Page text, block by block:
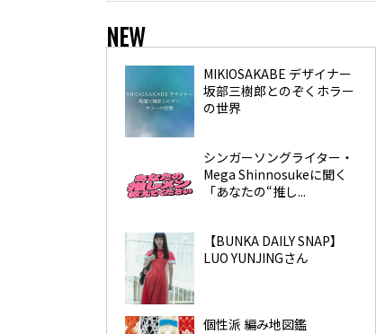
NEW
MIKIOSAKABE デザイナー
坂部三樹郎とのぞくホラー
の世界
シンガーソングライター・
Mega Shinnosukeに聞く
「あなたの“推し...
【BUNKA DAILY SNAP】
LUO YUNJINGさん
個性派 編み地図鑑